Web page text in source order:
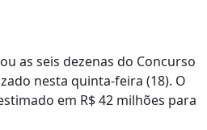
as seis dezenas do Concurso
nesta quinta-feira (18). O
em R$ 42 milhões para